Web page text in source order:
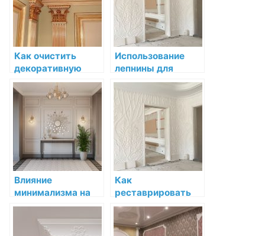
Как очистить
декоративную
лепнину от пыли и
загрязнений
Использование
лепнины для
создания
акцентных точек в
интерьере
Влияние
минимализма на
декоративную
лепнину в
интерьере
Как
реставрировать
поврежденную
декоративную
лепнину